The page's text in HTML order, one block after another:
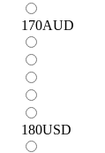
170AUD
180USD